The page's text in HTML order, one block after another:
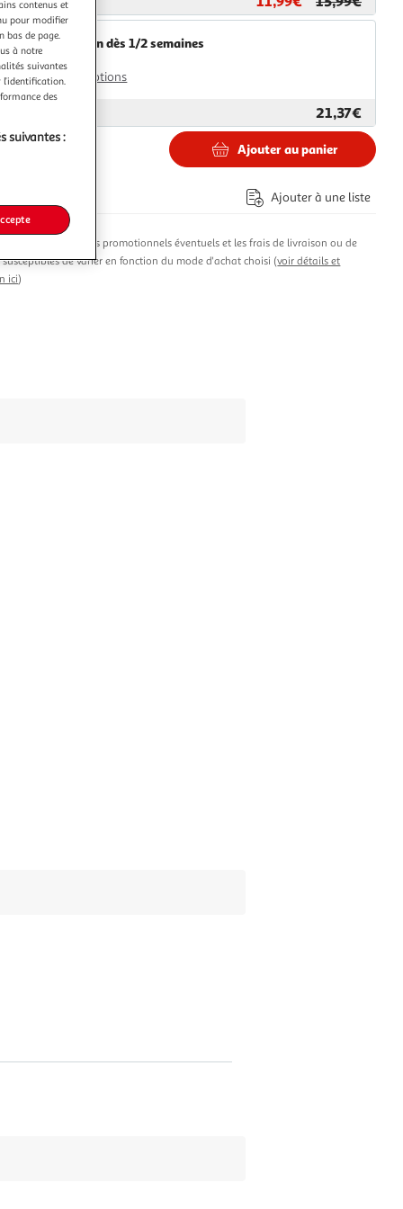
Livraison dès 1/2 semaines
4,99€
Plus d'options
21,37€
Ajouter au panier
Ajouter à une liste
les avantages promotionnels éventuels et les frais de livraison ou de
de varier en fonction du mode d'achat choisi (voir détails et
ici)
contenus et
pour modifier
bas de page.
à notre
suivantes
des
suivantes :